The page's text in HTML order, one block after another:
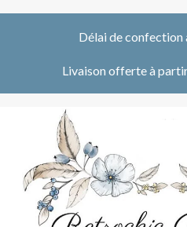
Délai de confection
Livaison offerte à